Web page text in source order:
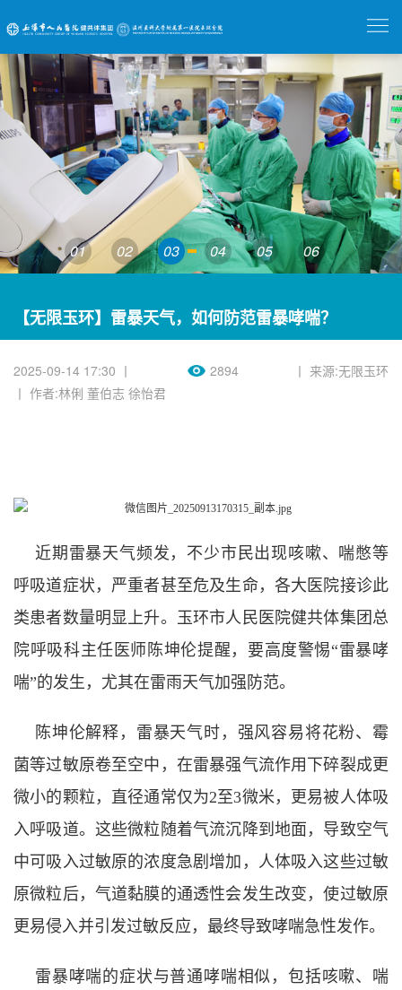
01 02 03 04 05 06
【无限玉环】雷暴天气，如何防范雷暴哮喘？
2025-09-14 17:30 丨 2894
丨 来源:无限玉环
丨 作者:林俐 董伯志 徐怡君
近期雷暴天气频发，不少市民出现咳嗽、喘憋等
呼吸道症状，严重者甚至危及生命，各大医院接诊此
类患者数量明显上升。玉环市人民医院健共体集团总
院呼吸科主任医师陈坤伦提醒，要高度警惕“雷暴哮
喘”的发生，尤其在雷雨天气加强防范。
陈坤伦解释，雷暴天气时，强风容易将花粉、霉
菌等过敏原卷至空中，在雷暴强气流作用下碎裂成更
微小的颗粒，直径通常仅为2至3微米，更易被人体吸
入呼吸道。 这些微粒随着气流沉降到地面，导致空气
中可吸入过敏原的浓度急剧增加，人体吸入这些过敏
原微粒后，气道黏膜的通透性会发生改变，使过敏原
更易侵入并引发过敏反应，最终导致哮喘急性发作。
雷暴哮喘的症状与普通哮喘相似，包括咳嗽、喘